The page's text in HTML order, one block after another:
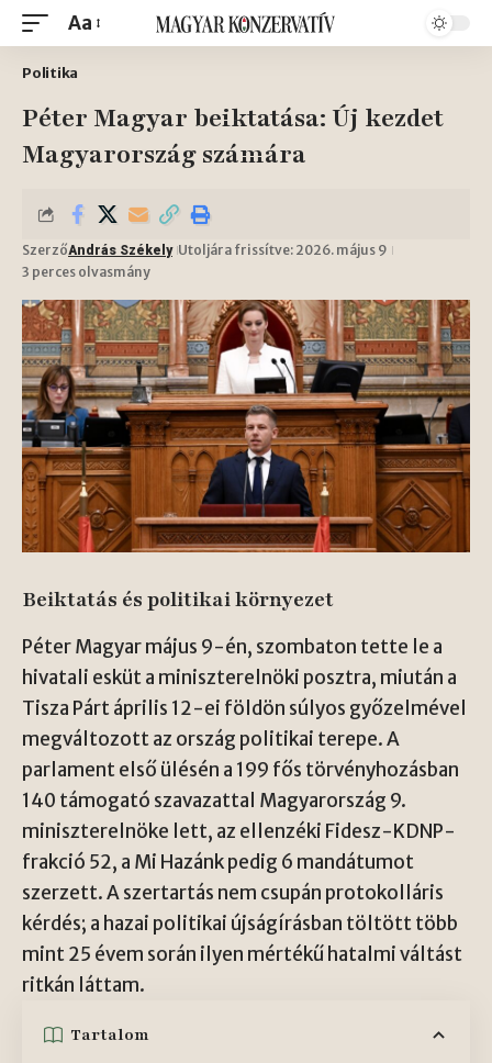
Aa
Politika
Péter Magyar beiktatása: Új kezdet
Magyarország számára
SzerzőAndrás Székely Utoljára frissítve: 2026. május 9
3 perces olvasmány
Beiktatás és politikai környezet
Péter Magyar május 9-én, szombaton tette le a
hivatali esküt a miniszterelnöki posztra, miután a
Tisza Párt április 12-ei földön súlyos győzelmével
megváltozott az ország politikai terepe. A
parlament első ülésén a 199 fős törvényhozásban
140 támogató szavazattal Magyarország 9.
miniszterelnöke lett, az ellenzéki Fidesz-KDNP-
frakció 52, a Mi Hazánk pedig 6 mandátumot
szerzett. A szertartás nem csupán protokolláris
kérdés; a hazai politikai újságírásban töltött több
mint 25 évem során ilyen mértékű hatalmi váltást
ritkán láttam.
Tartalom